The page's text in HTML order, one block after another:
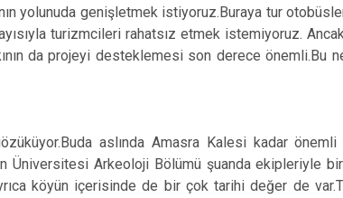
yolunuda genişletmek istiyoruz.Buraya tur
turizmcileri rahatsız etmek istemiyoruz.
da projeyi desteklemesi son derece önemli.Bu
aslında Amasra Kalesi kadar
Üniversitesi Arkeoloji Bölümü şuanda ekipleriyle
köyün içerisinde de bir çok tarihi değer de